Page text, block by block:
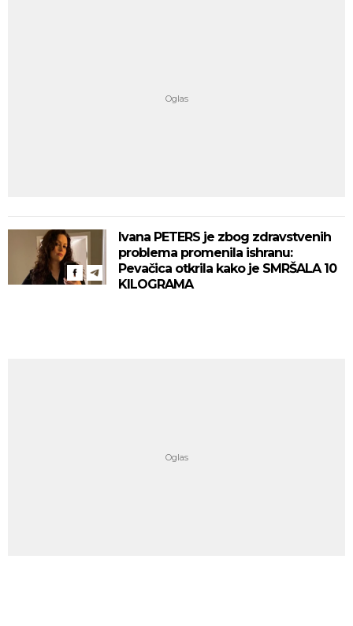
Ivana PETERS je zbog zdravstvenih
problema promenila ishranu:
Pevačica otkrila kako je SMRŠALA 10
KILOGRAMA